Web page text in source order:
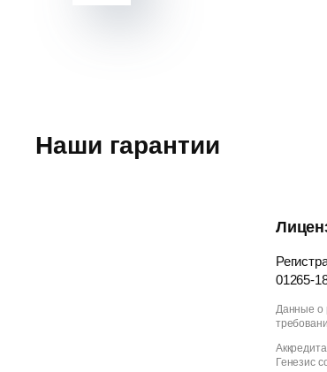
Наши гарантии
01265-
Данные о
Генезис